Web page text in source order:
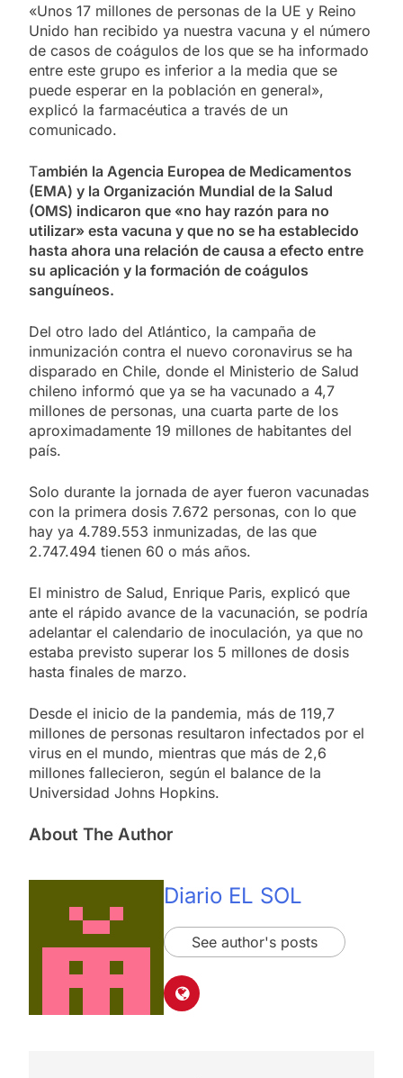
«Unos 17 millones de personas de la UE y Reino
Unido han recibido ya nuestra vacuna y el número
de casos de coágulos de los que se ha informado
entre este grupo es inferior a la media que se
puede esperar en la población en general»,
explicó la farmacéutica a través de un
comunicado.
También la Agencia Europea de Medicamentos
(EMA) y la Organización Mundial de la Salud
(OMS) indicaron que «no hay razón para no
utilizar» esta vacuna y que no se ha establecido
hasta ahora una relación de causa a efecto entre
su aplicación y la formación de coágulos
sanguíneos.
Del otro lado del Atlántico, la campaña de
inmunización contra el nuevo coronavirus se ha
disparado en Chile, donde el Ministerio de Salud
chileno informó que ya se ha vacunado a 4,7
millones de personas, una cuarta parte de los
aproximadamente 19 millones de habitantes del
país.
Solo durante la jornada de ayer fueron vacunadas
con la primera dosis 7.672 personas, con lo que
hay ya 4.789.553 inmunizadas, de las que
2.747.494 tienen 60 o más años.
El ministro de Salud, Enrique Paris, explicó que
ante el rápido avance de la vacunación, se podría
adelantar el calendario de inoculación, ya que no
estaba previsto superar los 5 millones de dosis
hasta finales de marzo.
Desde el inicio de la pandemia, más de 119,7
millones de personas resultaron infectados por el
virus en el mundo, mientras que más de 2,6
millones fallecieron, según el balance de la
Universidad Johns Hopkins.
About The Author
Diario EL SOL
See author's posts